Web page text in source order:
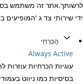
לרשותך.אתר זה משתמש
ידי שירותי צד ג 'המופיעים
הֶכְרֵחִי
Always Active
עוגיות הכרחיות
בסיסיות כמו ניווט